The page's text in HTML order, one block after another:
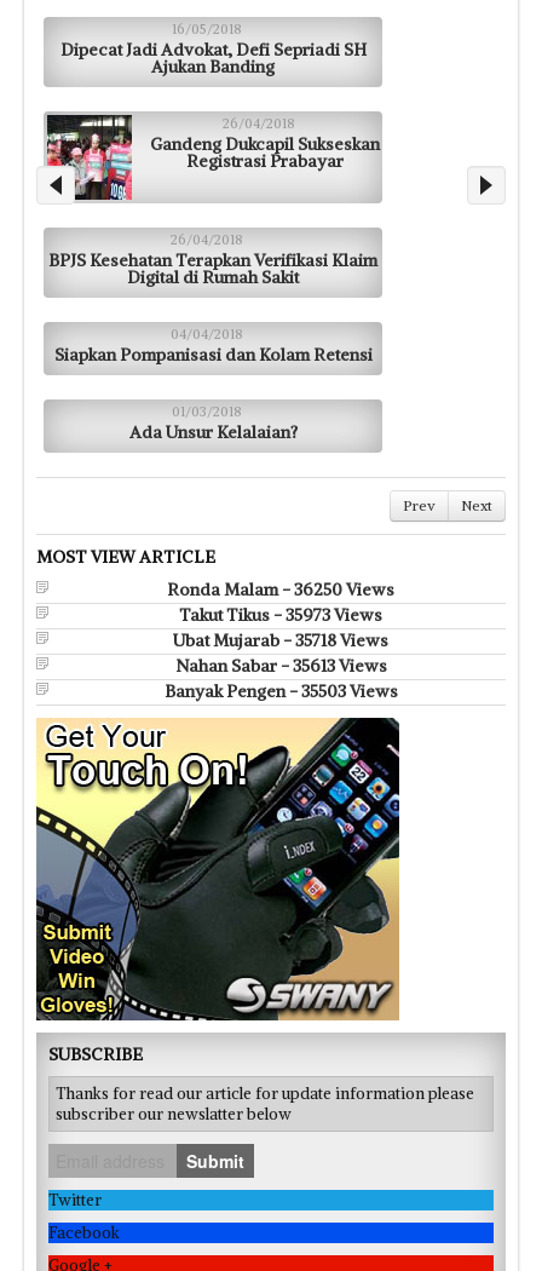
16/05/2018
Dipecat Jadi Advokat, Defi Sepriadi SH
Ajukan Banding
26/04/2018
Gandeng Dukcapil Sukseskan
Registrasi Prabayar
26/04/2018
BPJS Kesehatan Terapkan Verifikasi Klaim
Digital di Rumah Sakit
04/04/2018
Siapkan Pompanisasi dan Kolam Retensi
01/03/2018
Ada Unsur Kelalaian?
Prev Next
MOST VIEW ARTICLE
Ronda Malam - 36250 Views
Takut Tikus - 35973 Views
Ubat Mujarab - 35718 Views
Nahan Sabar - 35613 Views
Banyak Pengen - 35503 Views
SUBSCRIBE
Thanks for read our article for update information please
subscriber our newslatter below
Submit
Twitter
Facebook
Google +